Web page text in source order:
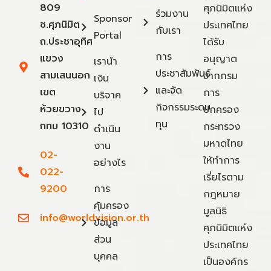
809
ซ.ศุภนิมิต
ถ.ประชาอุทิศ
แขวง
สามเสนนอก
เขต
ห้วยขวาง
กทม 10310
02-
022-
9200
info@worldvision.or.th
Sponsor
Portal
เรานำ
เงิน
บริจาค
ไป
ดำเนิน
งาน
อย่างไร
การ
คุ้มครอง
ข้อมูล
ส่วน
บุคคล
ร่วมงาน
กับเรา
การ
ประชาสัมพันธ์
และจัด
กิจกรรมระดม
ทุน
ศุภนิมิตแห่ง
ประเทศไทย
ได้รับ
อนุญาต
จากกรม
การ
ปกครอง
กระทรวง
มหาดไทย
ให้ทำการ
เรี่ยไรตาม
กฎหมาย
มูลนิธิ
ศุภนิมิตแห่ง
ประเทศไทย
เป็นองค์กร